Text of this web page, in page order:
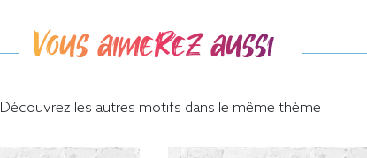
Vous aimerez aussi
Découvrez les autres motifs dans le même thème